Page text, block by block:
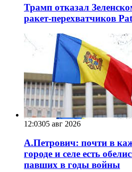
Трамп отказал
ракет-перехватчиков
12:0305 авг 2026
А.Петрович: почти в
городе и селе есть
павших в годы войны